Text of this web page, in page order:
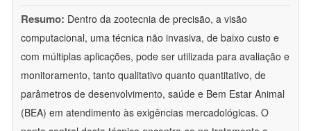
Resumo: Dentro da zootecnia de precisão, a visão
computacional, uma técnica não invasiva, de baixo custo e
com múltiplas aplicações, pode ser utilizada para avaliação e
monitoramento, tanto qualitativo quanto quantitativo, de
parâmetros de desenvolvimento, saúde e Bem Estar Animal
(BEA) em atendimento às exigências mercadológicas. O